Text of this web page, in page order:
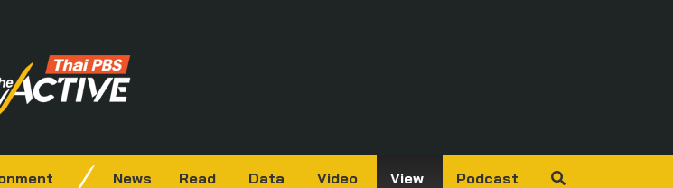
News Read Data Video View Podcast